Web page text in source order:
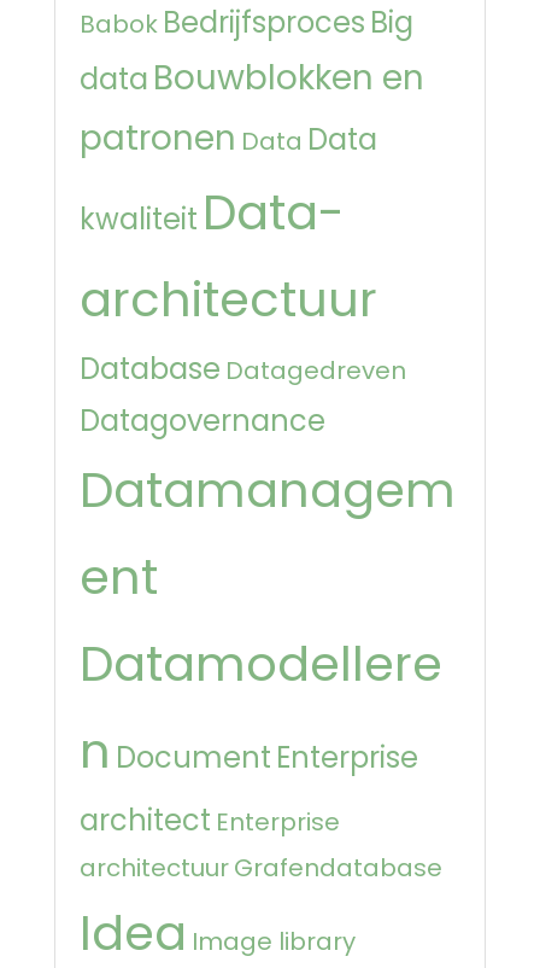
Babok Bedrijfsproces Big
data Bouwblokken en
patronen Data Data
kwaliteit Data-
architectuur
Database Datagedreven
Datagovernance
Datamanagem
ent
Datamodellere
n Document Enterprise
architect Enterprise
architectuurGrafendatabase
Idea Image library